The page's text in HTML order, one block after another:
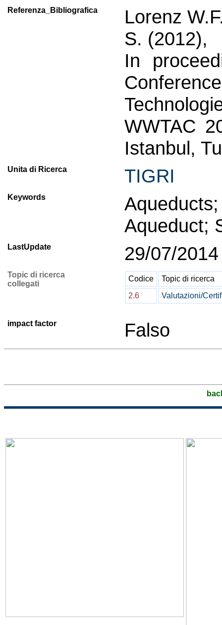
Referenza_Bibliografica
Lorenz
S. (2012),
In
WWTAC
Istanbul,
Unita di Ricerca TIGRI
Keywords
Aqueduct;
LastUpdate 29/07/2014
Topic di ricerca
collegati
Codice
Topic di ricerca
2.6
Valutazioni/
impact factor Falso